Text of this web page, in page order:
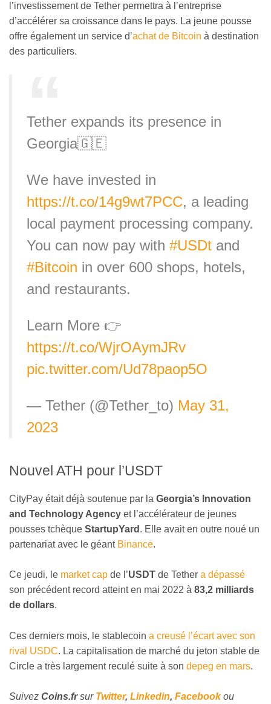
l’investissement de Tether permettra à l’entreprise
d’accélérer sa croissance dans le pays. La jeune pousse
offre également un service d’achat de Bitcoin à destination
des particuliers.
Tether expands its presence in
Georgia🇬🇪
We have invested in
https://t.co/14g9wt7PCC, a leading
local payment processing company.
You can now pay with #USDt and
#Bitcoin in over 600 shops, hotels,
and restaurants.
Learn More 👉
https://t.co/WjrOAymJRv
pic.twitter.com/Ud78paop5O
— Tether (@Tether_to) May 31,
2023
Nouvel ATH pour l’USDT
CityPay était déjà soutenue par la Georgia’s Innovation
and Technology Agency et l’accélérateur de jeunes
pousses tchèque StartupYard . Elle avait en outre noué un
partenariat avec le géant Binance.
Ce jeudi, le market cap de l’USDT de Tether a dépassé
son précédent record atteint en mai 2022 à 83,2 milliards
de dollars.
Ces derniers mois, le stablecoin a creusé l’écart avec son
rival USDC. La capitalisation de marché du jeton stable de
Circle a très largement reculé suite à son depeg en mars.
Suivez Coins.frsur Twitter, Linkedin, Facebookou